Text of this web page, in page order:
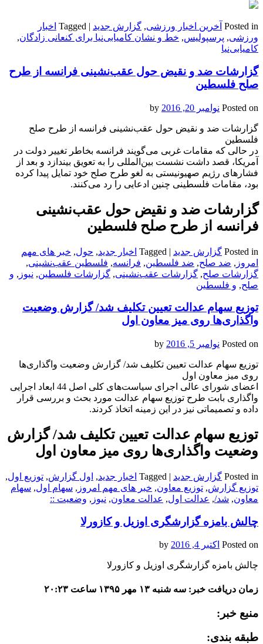
Posted in آخرین اخبار ورزشی, گزارش جدید |
Tagged اخبار
ورزشی, پرسپولیس, خط و نشان کامیابی‌نیا برای کنعانی زادگان,
کامیابی‌نیا
گزارشات ضد و نقیض حول عقب‌نشینی فرانسه از طرح
صلح فلسطین
Posted on نوامبر 20, 2016
گزارشات ضد و نقیض حول عقب‌نشینی فرانسه از طرح صلح
فلسطین
در حالی که مقامات غربی می‌گویند فرانسه بخاطر تغییر دولت در
آمریکا، قصد داشت نشست بین‌المللی را به تعویق بیندازد و بعد از
فشارهای رژیم صهیونیستی به لغو طرح صلح خود تمایل پیدا کرده
بود، مقامات فلسطینی چنین ادعایی را رد می‌کنند.
گزارشات ضد و نقیض حول عقب‌نشینی
فرانسه از طرح صلح فلسطین
Posted in گزارش جدید |
Tagged اخبار جدید, حول, خبر های مهم
امروز , ضد صلح, ضد فلسطین, فرانسه, فلسطین عقب‌نشینی,
گزارشات صلح, گزارشات عقب‌نشینی, گزارشات فلسطین, نیوز , و
صلح, و فلسطین
توزیع سهام عدالت تعیین تکلیف شد/ گزارش وضعیت
واگذاری‌ها روی میز معاون اول
Posted on نوامبر 5, 2016
توزیع سهام عدالت تعیین تکلیف شد/ گزارش وضعیت واگذاری‌ها
روی میز معاون اول
اعضای شورای عالی اجرای سیاست‌های کلی اصل 44 ابعاد اجرایی
واگذاری بابت طرح توزیع سهام عدالت مورد بحث و بررسی قرار
داده و تصمیماتی نیز در این زمینه اتخاذ کردند.
توزیع سهام عدالت تعیین تکلیف شد/ گزارش
وضعیت واگذاری‌ها روی میز معاون اول
Posted in گزارش جدید |
Tagged اخبار جدید, اول گزارش, توزیع اول,
توزیع گزارش, توزیع معاون, خبر های مهم امروز , سهام اول, سهام
معاون, شد/, عدالت اول, عدالت معاون, نیوز , وضعیت ::
چالش بامزه گزارشگری اوزیل و کازورلا
Posted on اکتبر 4, 2016
چالش بامزه گزارشگری اوزیل و کازورلا
زمان دریافت خبر: سه شنبه ۱۳ مهر ۱۳۹۵ ساعت ۲۰:۲۳
منبع خبر:
طبقه بندی: